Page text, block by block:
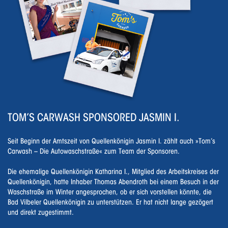
TOM’S CARWASH SPONSORED JASMIN I.
Seit Beginn der Amtszeit von Quellenkönigin Jasmin I. zählt auch »Tom’s
Carwash – Die Autowaschstraße« zum Team der Sponsoren.
Die ehemalige Quellenkönigin Katharina I., Mitglied des Arbeitskreises der
Quellenkönigin, hatte Inhaber Thomas Abendroth bei einem Besuch in der
Waschstraße im Winter angesprochen, ob er sich vorstellen könnte, die
Bad Vilbeler Quellenkönigin zu unterstützen. Er hat nicht lange gezögert
und direkt zugestimmt.